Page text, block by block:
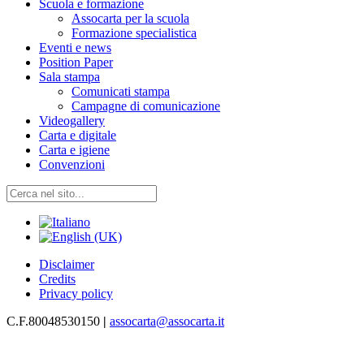
Scuola e formazione
Assocarta per la scuola
Formazione specialistica
Eventi e news
Position Paper
Sala stampa
Comunicati stampa
Campagne di comunicazione
Videogallery
Carta e digitale
Carta e igiene
Convenzioni
Disclaimer
Credits
Privacy policy
C.F.80048530150 | assocarta@assocarta.it